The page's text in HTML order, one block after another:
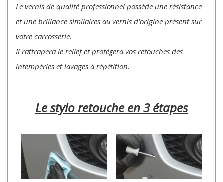
Le vernis de qualité professionnel possède une résistance
et une brillance similaires au vernis d'origine présent sur
votre carrosserie.
Il rattrapera le relief et protègera vos retouches des
intempéries et lavages à répétition.
Le stylo retouche en 3 étapes